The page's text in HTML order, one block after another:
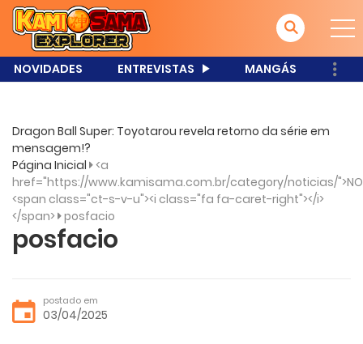
NOVIDADES ENTREVISTAS MANGÁS
Dragon Ball Super: Toyotarou revela retorno da série em
mensagem!?
Página Inicial <a
href="https://www.kamisama.com.br/category/noticias/
<span class="ct-s-v-u"><i class="fa fa-caret-right"></i>
</span> posfacio
posfacio
postado em
03/04/2025